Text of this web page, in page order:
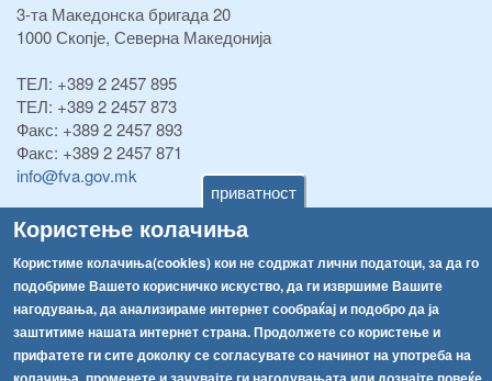
приватност
Користење колачиња
Користиме колачиња(cookies) кои не содржат лични податоци, за да го
подобриме Вашето корисничко искуство, да ги извршиме Вашите
нагодувања, да анализираме интернет сообраќај и подобро да ја
заштитиме нашата интернет страна. Продолжете со користење и
прифатете ги сите доколку се согласувате со начинот на употреба на
3-та Македонска бригада 20
1000 Скопје, Северна Македонија
ТЕЛ: +389 2 2457 895
ТЕЛ: +389 2 2457 873
Факс: +389 2 2457 893
Факс: +389 2 2457 871
info@fva.gov.mk
[АХВ-претходна страна]
Соопштенија
Република Бугарија ги засили официјалните контроли при увоз на свежо овошје и зеленчук
Високите температури ризик од труење со храна, опасни се и за животните
Водата во Гостивар може да се користи како техничка, продолжува испораката на флаширана вода
Навигација
Архива
Регистри
Обрасци